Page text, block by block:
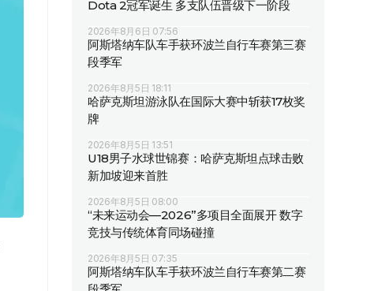
Dota 2冠军诞生 多支队伍晋级下一阶段
2026年8月6日 07:56
阿斯塔纳车队车手获环波兰自行车赛第三赛
段季军
2026年8月5日 18:11
哈萨克斯坦游泳队在国际大赛中斩获17枚奖
牌
2026年8月5日 13:51
U18男子水球世锦赛：哈萨克斯坦点球击败
新加坡迎来首胜
2026年8月5日 08:00
“未来运动会—2026”多项目全面展开 数字
竞技与传统体育同场碰撞
2026年8月5日 07:35
阿斯塔纳车队车手获环波兰自行车赛第二赛